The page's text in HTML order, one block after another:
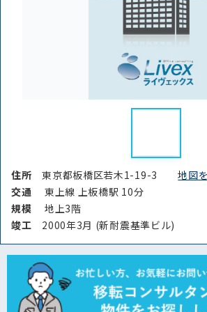
住所東京都板橋区若木1-19-3地図
交通
東上線 上板橋駅 10分
規模
地上3階
竣⼯ 2000年3月 (新耐震基準ビル)